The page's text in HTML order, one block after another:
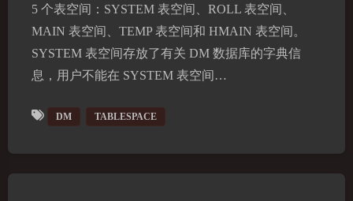
5 个表空间：SYSTEM 表空间、ROLL 表空间、
MAIN 表空间、TEMP 表空间和 HMAIN 表空间。
SYSTEM 表空间存放了有关 DM 数据库的字典信
息，用户不能在 SYSTEM 表空间…
DM TABLESPACE